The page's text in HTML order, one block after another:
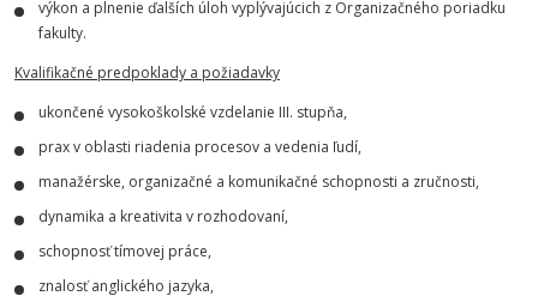
výkon a plnenie ďalších úloh vyplývajúcich z Organizačného poriadku
fakulty.
Kvalifikačné predpoklady a požiadavky
ukončené vysokoškolské vzdelanie III. stupňa,
prax v oblasti riadenia procesov a vedenia ľudí,
manažérske, organizačné a komunikačné schopnosti a zručnosti,
dynamika a kreativita v rozhodovaní,
schopnosť tímovej práce,
znalosť anglického jazyka,